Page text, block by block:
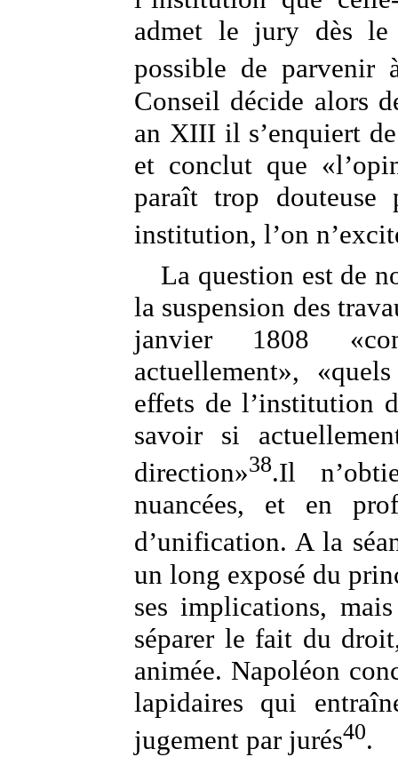
admet le jury dès
possible de parvenir
Conseil décide alors
an XIII il s’enquiert
et conclut que
paraît trop douteuse
institution, l’on
La question est de
la suspension des
janvier 1808
actuellement»,
effets de l’institution
savoir si
direction»38.Il
nuancées, et en
d’unification. A la
un long exposé du
ses implications,
séparer le fait du
animée. Napoléon
lapidaires qui
jugement par jurés40.